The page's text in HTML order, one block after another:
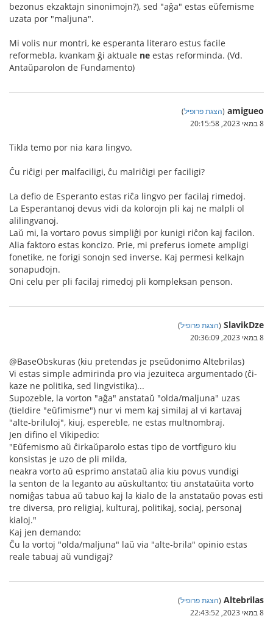
bezonus ekzaktajn sinonimojn?), sed "aĝa" estas eŭfemisme
uzata por "maljuna".
Mi volis nur montri, ke esperanta literaro estus facile
reformebla, kvankam ĝi aktuale ne estas reforminda. (Vd.
Antaŭparolon de Fundamento)
amigueo
(הצגת פרופיל)
8 במאי 2023, 20:15:58
Tikla temo por nia kara lingvo.
Ĉu riĉigi per malfaciligi, ĉu malriĉigi per faciligi?
La defio de Esperanto estas riĉa lingvo per facilaj rimedoj.
La Esperantanoj devus vidi da kolorojn pli kaj ne malpli ol
alilingvanoj.
Laŭ mi, la vortaro povus simpliĝi por kunigi riĉon kaj facilon.
Alia faktoro estas koncizo. Prie, mi preferus iomete ampligi
fonetike, ne forigi sonojn sed inverse. Kaj permesi kelkajn
sonapudojn.
Oni celu per pli facilaj rimedoj pli kompleksan penson.
SlavikDze
(הצגת פרופיל)
8 במאי 2023, 20:36:09
@BaseObskuras (kiu pretendas je pseŭdonimo Altebrilas)
Vi estas simple admirinda pro via jezuiteca argumentado (ĉi-
kaze ne politika, sed lingvistika)...
Supozeble, la vorton "aĝa" anstataŭ "olda/maljuna" uzas
(tieldire "eŭfimisme") nur vi mem kaj similaj al vi kartavaj
"alte-briluloj", kiuj, espereble, ne estas multnombraj.
Jen difino el Vikipedio:
"Eŭfemismo aŭ ĉirkaŭparolo estas tipo de vortfiguro kiu
konsistas je uzo de pli milda,
neakra vorto aŭ esprimo anstataŭ alia kiu povus vundigi
la senton de la leganto au aŭskultanto; tiu anstataŭita vorto
nomiĝas tabua aŭ tabuo kaj la kialo de la anstataŭo povas esti
tre diversa, pro religiaj, kulturaj, politikaj, sociaj, personaj
kialoj."
Kaj jen demando:
Ĉu la vortoj "olda/maljuna" laŭ via "alte-brila" opinio estas
reale tabuaj aŭ vundigaj?
Altebrilas
(הצגת פרופיל)
8 במאי 2023, 22:43:52